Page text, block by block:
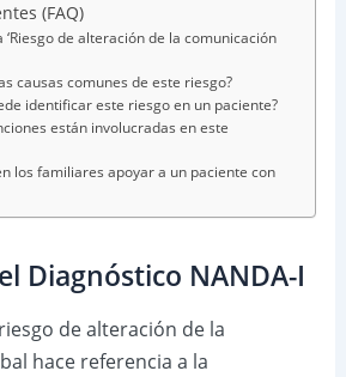
(FAQ)
‘Riesgo de alteración de la comunicación
causas comunes de este riesgo?
identificar este riesgo en un paciente?
están involucradas en este
los familiares apoyar a un paciente con
Diagnóstico NANDA-I
de alteración de la
hace referencia a la